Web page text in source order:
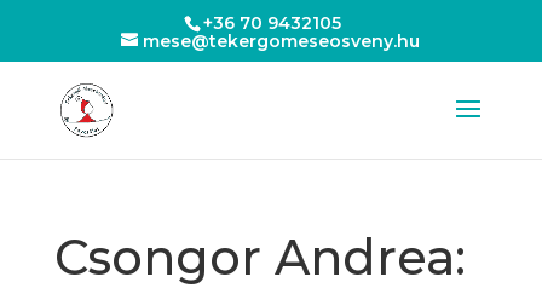
+36 70 9432105
mese@tekergomeseosveny.hu
Csongor Andrea: